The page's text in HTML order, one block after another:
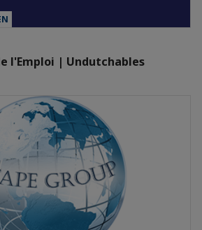
l'Emploi | Undutchables